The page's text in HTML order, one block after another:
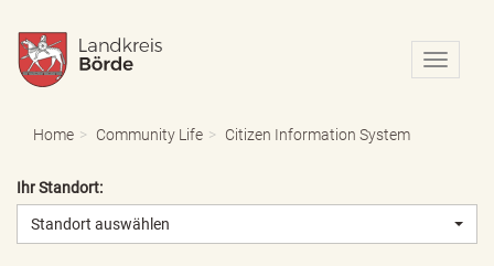
N
a
o
Home Community Life Citizen Information System
Ihr Standort:
Standort auswählen